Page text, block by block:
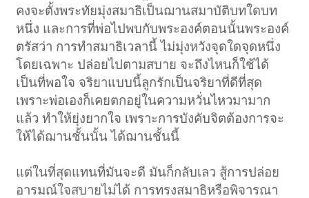
คงจะตั้งพระทัยมุ่งสมาธิเป็นฌานสมาบัติบทใดบท
หนึ่ง และการที่พ่อไปพบกับพระองค์ตอนนั้นพระองค์
ตรัสว่า การทำสมาธิเวลานี้ ไม่มุ่งหวังจุดใดจุดหนึ่ง
โดยเฉพาะ ปล่อยไปตามสบาย จะถึงไหนก็ใช้ได้
เป็นที่พอใจ จริยาแบบนี้ลูกรักเป็นจริยาที่ดีที่สุด
เพราะพ่อเองก็เคยตกอยู่ในความหวั่นไหวมามาก
แล้ว ทำให้ยุ่งยากใจ เพราะการบังคับจิตต้องการจะ
ให้ได้ฌานชั้นนั้น ได้ฌานชั้นนี้
แต่ในที่สุดแทนที่มันจะดี มันก็กลับเลว สู้การปล่อย
อารมณ์ใจสบายไม่ได้ การทรงสมาธิหรือพิจารณา